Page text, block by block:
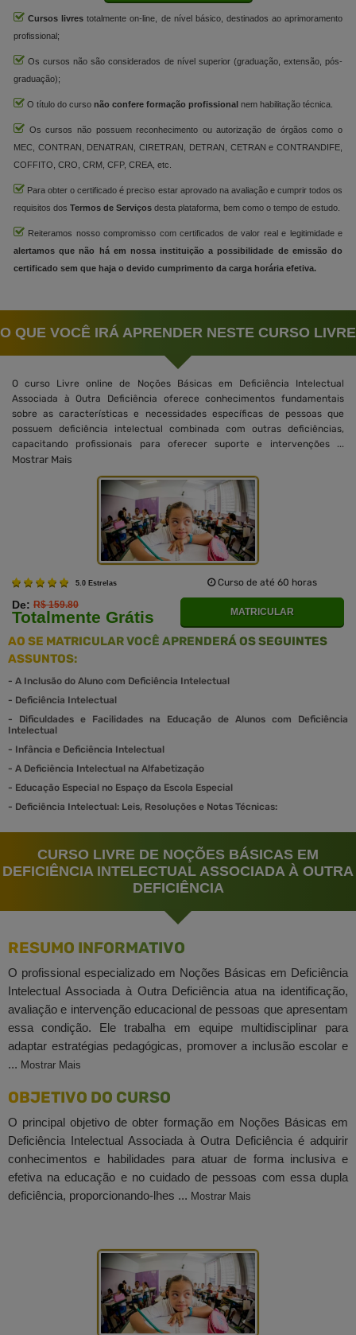
Cursos livres totalmente on-line, de nível básico, destinados ao aprimoramento
profissional;
Os cursos não são considerados de nível superior (graduação, extensão, pós-
graduação);
O título do curso não confere formação profissional nem habilitação técnica.
Os cursos não possuem reconhecimento ou autorização de órgãos como o
MEC, CONTRAN, DENATRAN, CIRETRAN, DETRAN, CETRAN e CONTRANDIFE,
COFFITO, CRO, CRM, CFP, CREA, etc.
Para obter o certificado é preciso estar aprovado na avaliação e cumprir todos os
requisitos dos Termos de Serviços desta plataforma, bem como o tempo de estudo.
Reiteramos nosso compromisso com certificados de valor real e legitimidade e
alertamos que não há em nossa instituição a possibilidade de emissão do
certificado sem que haja o devido cumprimento da carga horária efetiva.
O QUE VOCÊ IRÁ APRENDER NESTE CURSO LIVRE
O curso Livre online de Noções Básicas em Deficiência Intelectual
Associada à Outra Deficiência oferece conhecimentos fundamentais
sobre as características e necessidades específicas de pessoas que
possuem deficiência intelectual combinada com outras deficiências,
capacitando profissionais para oferecer suporte e intervenções ...
Mostrar Mais
5.0 Estrelas Curso de até 60 horas
De: R$ 159.80
Totalmente Grátis MATRICULAR
AO SE MATRICULAR VOCÊ APRENDERÁ OS SEGUINTES
ASSUNTOS:
- A Inclusão do Aluno com Deficiência Intelectual
- Deficiência Intelectual
- Dificuldades e Facilidades na Educação de Alunos com Deficiência
Intelectual
- Infância e Deficiência Intelectual
- A Deficiência Intelectual na Alfabetização
- Educação Especial no Espaço da Escola Especial
- Deficiência Intelectual: Leis, Resoluções e Notas Técnicas:
CURSO LIVRE DE NOÇÕES BÁSICAS EM
DEFICIÊNCIA INTELECTUAL ASSOCIADA À OUTRA
DEFICIÊNCIA
RESUMO INFORMATIVO
O profissional especializado em Noções Básicas em Deficiência
Intelectual Associada à Outra Deficiência atua na identificação,
avaliação e intervenção educacional de pessoas que apresentam
essa condição. Ele trabalha em equipe multidisciplinar para
adaptar estratégias pedagógicas, promover a inclusão escolar e
... Mostrar Mais
OBJETIVO DO CURSO
O principal objetivo de obter formação em Noções Básicas em
Deficiência Intelectual Associada à Outra Deficiência é adquirir
conhecimentos e habilidades para atuar de forma inclusiva e
efetiva na educação e no cuidado de pessoas com essa dupla
deficiência, proporcionando-lhes ... Mostrar Mais